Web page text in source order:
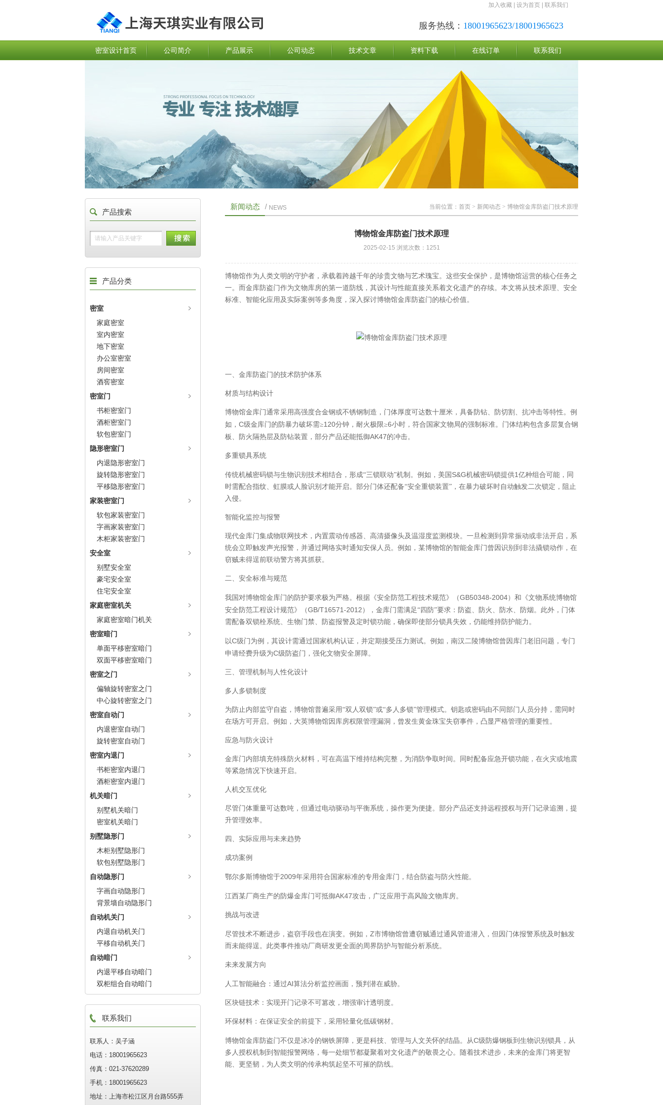
加入收藏 设为首页 联系我们
服务热线： 18001965623/18001965623
密室设计首页 公司简介 产品展示 公司动态 技术文章 资料下载 在线订单 联系我们
产品搜索
产品分类
密室
家庭密室
室内密室
地下密室
办公室密室
房间密室
酒窖密室
密室门
书柜密室门
酒柜密室门
软包密室门
隐形密室门
内退隐形密室门
旋转隐形密室门
平移隐形密室门
家装密室门
软包家装密室门
字画家装密室门
木柜家装密室门
安全室
别墅安全室
豪宅安全室
住宅安全室
家庭密室机关
家庭密室暗门机关
密室暗门
单面平移密室暗门
双面平移密室暗门
密室之门
偏轴旋转密室之门
中心旋转密室之门
密室自动门
内退密室自动门
旋转密室自动门
密室内退门
书柜密室内退门
酒柜密室内退门
机关暗门
别墅机关暗门
密室机关暗门
别墅隐形门
木柜别墅隐形门
软包别墅隐形门
自动隐形门
字画自动隐形门
背景墙自动隐形门
自动机关门
内退自动机关门
平移自动机关门
自动暗门
内退平移自动暗门
双柜组合自动暗门
联系我们
联系人：吴子涵
电话：18001965623
传真：021-37620289
手机：18001965623
地址：上海市松江区月台路555弄
新闻动态 / NEWS 当前位置： 首页 > 新闻动态 > 博物馆金库防盗门技术原理
博物馆金库防盗门技术原理
2025-02-15 浏览次数：1251
博物馆作为人类文明的守护者，承载着跨越千年的珍贵文物与艺术瑰宝。这些安全保护，是博物馆运营的核心任务之
一。而金库防盗门作为文物库房的第一道防线，其设计与性能直接关系着文化遗产的存续。本文将从技术原理、安全
标准、智能化应用及实际案例等多角度，深入探讨博物馆金库防盗门的核心价值。
一、金库防盗门的技术防护体系
材质与结构设计
博物馆金库门通常采用高强度合金钢或不锈钢制造，门体厚度可达数十厘米，具备防钻、防切割、抗冲击等特性。例
如， C级金库门的防暴力破坏需≥120分钟，耐火极限≥6小时，符合国家文物局的强制标准。门体结构包含多层复合钢
板、防火隔热层及防钻装置，部分产品还能抵御AK47的冲击。
多重锁具系统
传统机械密码锁与生物识别技术相结合，形成“三锁联动”机制。例如，美国 S&G机械密码锁提供1 亿种组合可能，同
时需配合指纹、虹膜或人脸识别才能开启。部分门体还配备“安全重锁装置”，在暴力破坏时自动触发二次锁定，阻止
入侵。
智能化监控与报警
现代金库门集成物联网技术，内置震动传感器、高清摄像头及温湿度监测模块。一旦检测到异常振动或非法开启，系
统会立即触发声光报警，并通过网络实时通知安保人员。例如，某博物馆的智能金库门曾因识别到非法撬锁动作，在
窃贼未得逞前联动警方将其抓获。
二、安全标准与规范
我国对博物馆金库门的防护要求极为严格。根据《安全防范工程技术规范》（GB50348-2004）和《文物系统博物馆
安全防范工程设计规范》（GB/T16571-2012 ），金库门需满足“四防”要求：防盗、防火、防水、防烟。此外，门体
需配备双锁栓系统、生物门禁、防盗报警及定时锁功能，确保即使部分锁具失效，仍能维持防护能力。
以C级门为例，其设计需通过国家机构认证，并定期接受压力测试。例如，南汉二陵博物馆曾因库门老旧问题，专门
申请经费升级为C级防盗门，强化文物安全屏障。
三、管理机制与人性化设计
多人多锁制度
为防止内部监守自盗，博物馆普遍采用“双人双锁”或“多人多锁”管理模式。钥匙或密码由不同部门人员分持，需同时
在场方可开启。例如，大英博物馆因库房权限管理漏洞，曾发生黄金珠宝失窃事件，凸显严格管理的重要性。
应急与防火设计
金库门内部填充特殊防火材料，可在高温下维持结构完整，为消防争取时间。同时配备应急开锁功能，在火灾或地震
等紧急情况下快速开启。
人机交互优化
尽管门体重量可达数吨，但通过电动驱动与平衡系统，操作更为便捷。部分产品还支持远程授权与开门记录追溯，提
升管理效率。
四、实际应用与未来趋势
成功案例
鄂尔多斯博物馆于2009年采用符合国家标准的专用金库门，结合防盗与防火性能。
江西某厂商生产的防爆金库门可抵御AK47攻击，广泛应用于高风险文物库房。
挑战与改进
尽管技术不断进步，盗窃手段也在演变。例如， Z市博物馆曾遭窃贼通过通风管道潜入，但因门体报警系统及时触发
而未能得逞。此类事件推动厂商研发更全面的周界防护与智能分析系统。
未来发展方向
人工智能融合：通过AI算法分析监控画面，预判潜在威胁。
区块链技术：实现开门记录不可篡改，增强审计透明度。
环保材料：在保证安全的前提下，采用轻量化低碳钢材。
博物馆金库防盗门不仅是冰冷的钢铁屏障，更是科技、管理与人文关怀的结晶。从C级防爆钢板到生物识别锁具，从
多人授权机制到智能报警网络，每一处细节都凝聚着对文化遗产的敬畏之心。随着技术进步，未来的金库门将更智
能、更坚韧，为人类文明的传承构筑起坚不可摧的防线。